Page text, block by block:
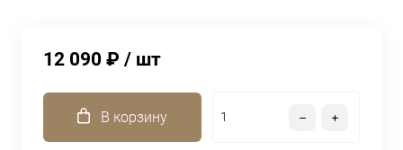
12 090 ₽ / шт
В корзину